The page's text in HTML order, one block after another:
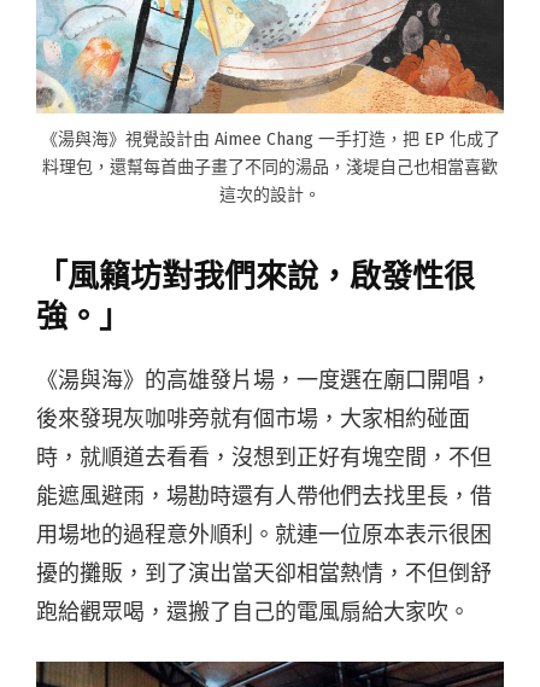
《湯與海》視覺設計由 Aimee Chang 一手打造，把 EP 化成了
料理包，還幫每首曲子畫了不同的湯品，淺堤自己也相當喜歡
這次的設計。
「風籟坊對我們來說，啟發性很
強。」
《湯與海》的高雄發片場，一度選在廟口開唱，
後來發現灰咖啡旁就有個市場，大家相約碰面
時，就順道去看看，沒想到正好有塊空間，不但
能遮風避雨，場勘時還有人帶他們去找里長，借
用場地的過程意外順利。就連一位原本表示很困
擾的攤販，到了演出當天卻相當熱情，不但倒舒
跑給觀眾喝，還搬了自己的電風扇給大家吹。